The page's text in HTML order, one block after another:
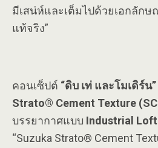
มีเสน่ห์และเต็มไปด้วยเอกลัก
แท้จริง”
คอนเซ็ปต์ “ดิบ เท่ และโมเดิร์น”
Strato® Cement Texture
บรรยากาศแบบ Industrial Loft
“Suzuka Strato® Cement